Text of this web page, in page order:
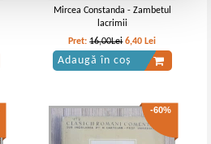
Mircea Constanda - Zambetul
lacrimii
Pret:16,00Lei 6,40 Lei
Adaugă în coș
-60%